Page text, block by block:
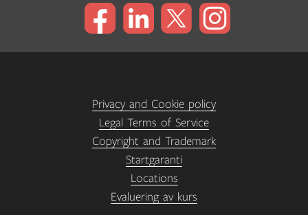
Privacy and Cookie policy
Legal Terms of Service
Copyright and Trademark
Startgaranti
Locations
Evaluering av kurs